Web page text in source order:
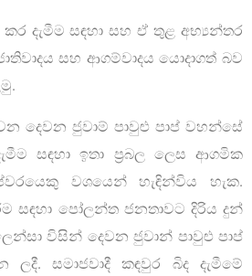
කර දැමීම සඳහා සහ ඒ තුළ අභ්‍යන්තර
සහ ආගම්වාදය යොදාගත් බව
දෙවන ජුවාම් පාවුළු පාප් වහන්සේ
සඳහා ඉතා ප්‍රබල ලෙස ආගමික
වශයෙන් හැඳින්විය හැක.
සඳහා පෝලන්ත ජනතාවට දිරිය දුන්
විසින් දෙවන ජුවාන් පාවුළු පාප්
සමාජවාදී කඳවුර බිද දැමීමේ